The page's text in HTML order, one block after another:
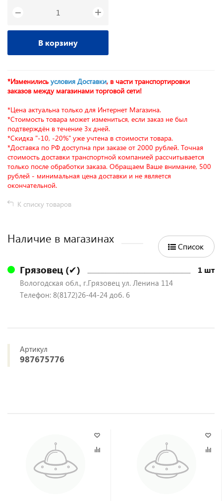
− +
В корзину
*Изменились условия Доставки, в части транспортировки
заказов между магазинами торговой сети!
*Цена актуальна только для Интернет Магазина.
*Стоимость товара может измениться, если заказ не был
подтверждён в течение 3х дней.
*Скидка "-10, -20%" уже учтена в стоимости товара.
*Доставка по РФ доступна при заказе от 2000 рублей. Точная
стоимость доставки транспортной компанией рассчитывается
только после обработки заказа. Обращаем Ваше внимание, 500
рублей - минимальная цена доставки и не является
окончательной.
К списку товаров
Наличие в магазинах
Список
Грязовец (✔) 1 шт
Вологодская обл., г.Грязовец ул. Ленина 114
Телефон: 8(8172)26-44-24 доб. 6
Артикул
987675776